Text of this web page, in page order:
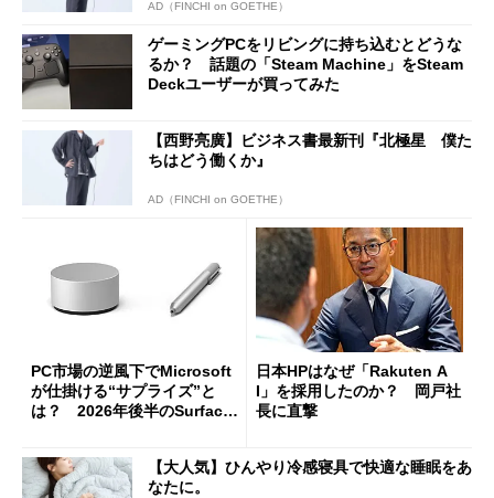
AD（FINCHI on GOETHE）
ゲーミングPCをリビングに持ち込むとどうな
るか？ 話題の「Steam Machine」をSteam
Deckユーザーが買ってみた
【西野亮廣】ビジネス書最新刊『北極星 僕た
ちはどう働くか』
AD（FINCHI on GOETHE）
PC市場の逆風下でMicrosoft
が仕掛ける“サプライズ”と
は？ 2026年後半のSurface
日本HPはなぜ「Rakuten A
I」を採用したのか？ 岡戸社
長に直撃
【大人気】ひんやり冷感寝具で快適な睡眠をあ
なたに。